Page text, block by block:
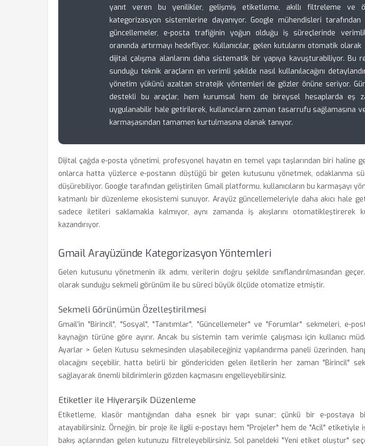
yanıt veren bu yenilikler, gelişmiş etiketleme, akıllı filtreleme ve
kategorizasyon sistemlerine dayanıyor. Google mühendisleri tarafından
güncellemeler, e-posta trafiğinin yoğun olduğu iş süreçlerinde
oranında artırmayı hedefliyor. Kullanıcılar, gelen kutularını otomatik olarak
dijital çalışma alanlarını daha sistematik bir yapıya kavuşturabiliyor. Bu
sunduğu teknik araçların en verimli şekilde nasıl kullanılacağını
yönetim yükünü azaltan stratejik yöntemleri de gözler önüne seriyor.
destekli bu araçlar, hem kurumsal hem de bireysel hesaplarda eş
uygulanabilir hale getirilerek, kullanıcıların zaman tasarrufu sağlamasına
karmaşasından tamamen kurtulmasına olanak tanıyor.
Dijital çağda e-posta yönetimi, profesyonel hayatın en temel yapı taşlarından biri haline
onlarca hatta yüzlerce e-postanın düştüğü bir gelen kutusunu yönetmek, odaklanma
düşürebiliyor. Google tarafından geliştirilen Gmail platformu, kullanıcıların bu karmaşayı
katmanlı bir düzenleme ekosistemi sunuyor. Arayüz güncellemeleriyle daha akıcı hale
sadece iletileri saklamakla kalmıyor, aynı zamanda iş akışlarını otomatikleştirerek
kazandırıyor.
Gmail Arayüzünde Kategorizasyon Yöntemleri
Gelen kutusunu yönetmenin ilk adımı, verilerin doğru şekilde sınıflandırılmasından
olarak sunduğu sekmeli görünüm ile bu süreci büyük ölçüde otomatize etmiştir.
Sekmeli Görünümün Özelleştirilmesi
Gmail’in "Birincil", "Sosyal", "Tanıtımlar", "Güncellemeler" ve "Forumlar" sekmeleri, e-
kaynağın türüne göre ayırır. Ancak bu sistemin tam verimle çalışması için kullanıcı
Ayarlar > Gelen Kutusu sekmesinden ulaşabileceğiniz yapılandırma paneli üzerinden,
olacağını seçebilir, hatta belirli bir göndericiden gelen iletilerin her zaman "Birincil"
sağlayarak önemli bildirimlerin gözden kaçmasını engelleyebilirsiniz.
Etiketler ile Hiyerarşik Düzenleme
Etiketleme, klasör mantığından daha esnek bir yapı sunar; çünkü bir e-postaya
atayabilirsiniz. Örneğin, bir proje ile ilgili e-postayı hem "Projeler" hem de "Acil" etiketiyle
bakış açılarından gelen kutunuzu filtreleyebilirsiniz. Sol paneldeki "Yeni etiket oluştur"